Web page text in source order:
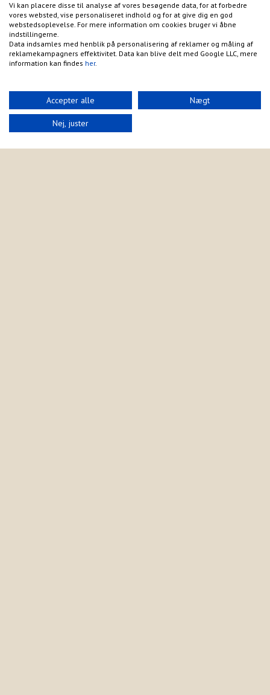
Vi kan placere disse til analyse af vores besøgende data, for at forbedre
vores websted, vise personaliseret indhold og for at give dig en god
webstedsoplevelse. For mere information om cookies bruger vi åbne
indstillingerne.
Data indsamles med henblik på personalisering af reklamer og måling af
reklamekampagners effektivitet. Data kan blive delt med Google LLC, mere
information kan findes her.
Accepter alle Nægt
Nej, juster